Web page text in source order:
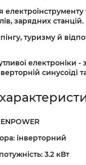
зарядних станцій.
туризму й
електроніки -
синусоїді
інверторний
3.2 кВт